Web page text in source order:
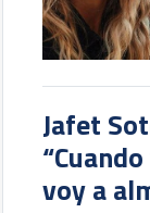
Jafet
voy a